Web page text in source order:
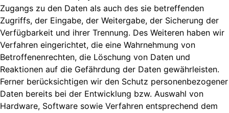
Zugangs zu den Daten als auch des sie betreffenden
Zugriffs, der Eingabe, der Weitergabe, der Sicherung der
Verfügbarkeit und ihrer Trennung. Des Weiteren haben wir
Verfahren eingerichtet, die eine Wahrnehmung von
Betroffenenrechten, die Löschung von Daten und
Reaktionen auf die Gefährdung der Daten gewährleisten.
Ferner berücksichtigen wir den Schutz personenbezogener
Daten bereits bei der Entwicklung bzw. Auswahl von
Hardware, Software sowie Verfahren entsprechend dem